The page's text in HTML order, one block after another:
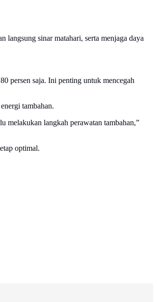
langsung sinar matahari, serta menjaga daya
persen saja. Ini penting untuk mencegah
tambahan.
melakukan langkah perawatan tambahan,”
optimal.